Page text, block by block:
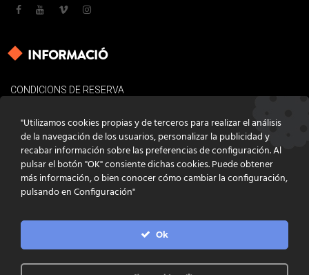
INFORMACIÓ
CONDICIONS DE RESERVA
POLÍTICA DE COOKIES
CONTACTE
PROGRAMACIÓ INFOACTIVA'T
"Utilizamos cookies propias y de terceros para realizar el análisis
de la navegación de los usuarios, personalizar la publicidad y
recabar información sobre las preferencias de configuración. Al
pulsar el botón "OK" consiente dichas cookies. Puede obtener
más información, o bien conocer cómo cambiar la configuración,
pulsando en Configuración"
Ok